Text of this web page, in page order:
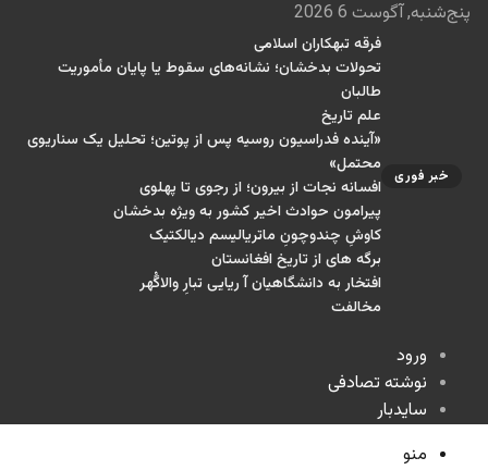
پنج‌شنبه, آگوست 6 2026
خبر فوری
فرقه تبهکاران اسلامی
تحولات بدخشان؛ نشانه‌های سقوط یا پایان مأموریت
طالبان
علم تاریخ
«آینده فدراسیون روسیه پس از پوتین؛ تحلیل یک سناریوی
محتمل»
افسانه نجات از بیرون؛ از رجوی تا پهلوی
پیرامون حوادث اخیر کشور به ویژه بدخشان
کاوشِ چندو‌چونِ ماتریالیسم دیالکتیک
برگه های از تاریخ افغانستان
افتخار به دانشگاهیان آ ریایی تبارِ والاگُهر
مخالفت
ورود
نوشته تصادفی
سایدبار
منو